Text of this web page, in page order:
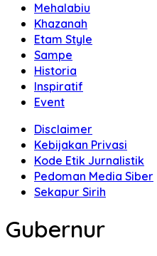
Mehalabiu
Khazanah
Etam Style
Sampe
Historia
Inspiratif
Event
Disclaimer
Kebijakan Privasi
Kode Etik Jurnalistik
Pedoman Media Siber
Sekapur Sirih
Gubernur